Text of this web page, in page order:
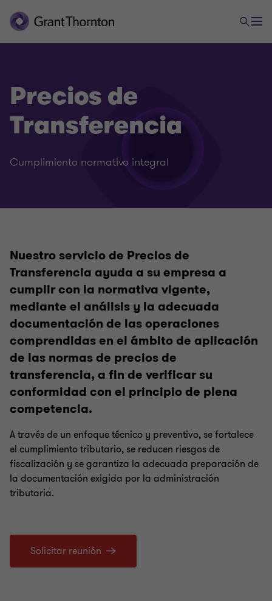
Impuestos
Precios de
Transferencia
Cumplimiento normativo integral
Nuestro servicio de Precios de
Transferencia ayuda a su empresa a
cumplir con la normativa vigente,
mediante el análisis y la adecuada
documentación de las operaciones
comprendidas en el ámbito de aplicación
de las normas de precios de
transferencia, a fin de verificar su
conformidad con el principio de plena
competencia.
A través de un enfoque técnico y preventivo, se fortalece
el cumplimiento tributario, se reducen riesgos de
fiscalización y se garantiza la adecuada preparación de
la documentación exigida por la administración
tributaria.
Solicitar reunión